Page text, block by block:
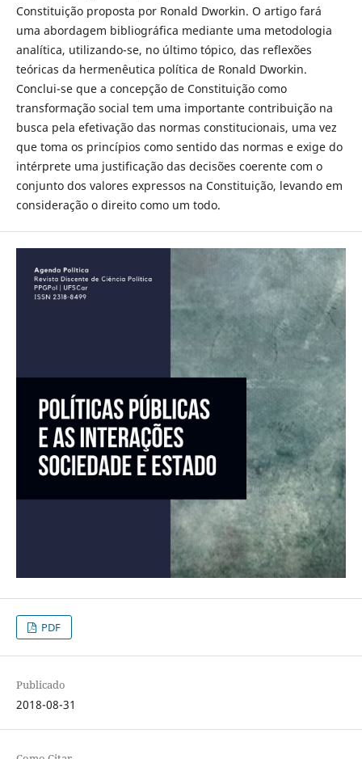
Constituição proposta por Ronald Dworkin. O artigo fará
uma abordagem bibliográfica mediante uma metodologia
analítica, utilizando-se, no último tópico, das reflexões
teóricas da hermenêutica política de Ronald Dworkin.
Conclui-se que a concepção de Constituição como
transformação social tem uma importante contribuição na
busca pela efetivação das normas constitucionais, uma vez
que toma os princípios como sentido das normas e exige do
intérprete uma justificação das decisões coerente com o
conjunto dos valores expressos na Constituição, levando em
consideração o direito como um todo.
PDF
Publicado
2018-08-31